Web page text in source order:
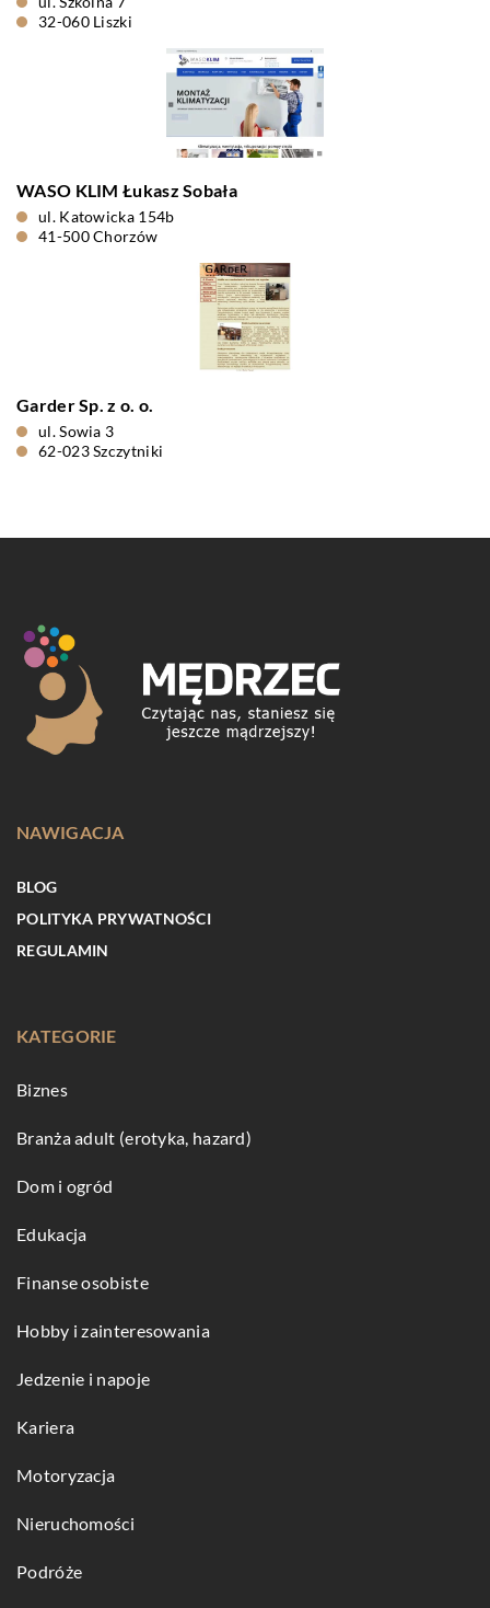
32-060 Liszki
WASO KLIM Łukasz Sobała
ul. Katowicka 154b
41-500 Chorzów
Garder Sp. z o. o.
ul. Sowia 3
62-023 Szczytniki
NAWIGACJA
BLOG
POLITYKA PRYWATNOŚCI
REGULAMIN
KATEGORIE
Biznes
Branża adult (erotyka, hazard)
Dom i ogród
Edukacja
Finanse osobiste
Hobby i zainteresowania
Jedzenie i napoje
Kariera
Motoryzacja
Nieruchomości
Podróże